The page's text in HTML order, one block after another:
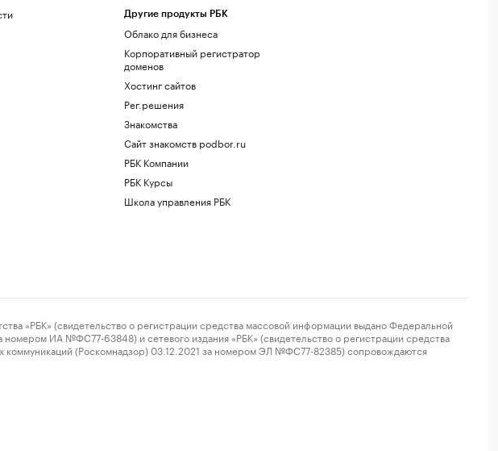
Другие продукты РБК
Облако для бизнеса
Корпоративный регистратор
доменов
Хостинг сайтов
Рег.решения
Знакомства
Сайт знакомств podbor.ru
РБК Компании
РБК Курсы
Школа управления РБК
(свидетельство о регистрации средства массовой информации выдано Федеральной
ИА №ФС77-63848) и сетевого издания «РБК» (свидетельство о регистрации средства
(Роскомнадзор) 03.12.2021 за номером ЭЛ №ФС77-82385) сопровождаются